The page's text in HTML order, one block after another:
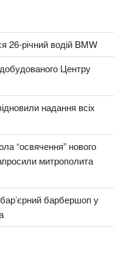
26-річний водій BMW
Центру
надання всіх
“освячення” нового
митрополита
барбершоп у